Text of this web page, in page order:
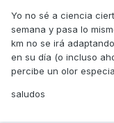
Yo no sé a ciencia
semana y pasa lo
km no se irá
en su día (o incluso
percibe un olor
saludos